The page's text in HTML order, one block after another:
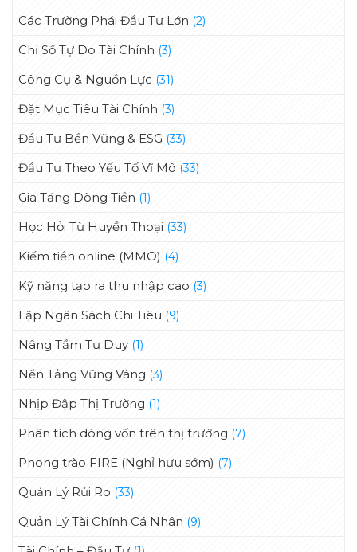
Các Trường Phái Đầu Tư Lớn (2)
Chỉ Số Tự Do Tài Chính (3)
Công Cụ & Nguồn Lực (31)
Đặt Mục Tiêu Tài Chính (3)
Đầu Tư Bền Vững & ESG (33)
Đầu Tư Theo Yếu Tố Vĩ Mô (33)
Gia Tăng Dòng Tiền (1)
Học Hỏi Từ Huyền Thoại (33)
Kiếm tiền online (MMO) (4)
Kỹ năng tạo ra thu nhập cao (3)
Lập Ngân Sách Chi Tiêu (9)
Nâng Tầm Tư Duy (1)
Nền Tảng Vững Vàng (3)
Nhịp Đập Thị Trường (1)
Phân tích dòng vốn trên thị trường (7)
Phong trào FIRE (Nghỉ hưu sớm) (7)
Quản Lý Rủi Ro (33)
Quản Lý Tài Chính Cá Nhân (9)